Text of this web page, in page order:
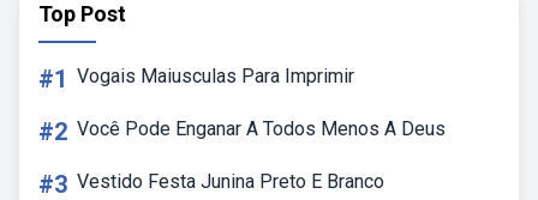
Top Post
#1 Vogais Maiusculas Para Imprimir
#2 Você Pode Enganar A Todos Menos A Deus
#3 Vestido Festa Junina Preto E Branco